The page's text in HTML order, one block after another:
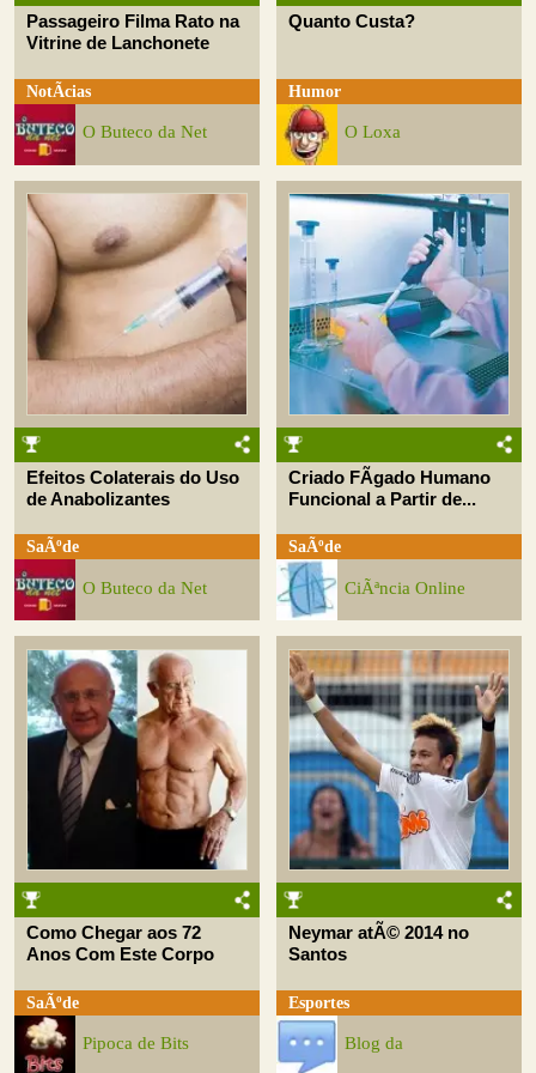
Passageiro Filma Rato na
Vitrine de Lanchonete
NotÃ­cias
O Buteco da Net
Quanto Custa?
Humor
O Loxa
Efeitos Colaterais do Uso
de Anabolizantes
SaÃºde
O Buteco da Net
Criado FÃ­gado Humano
Funcional a Partir de...
SaÃºde
CiÃªncia Online
Como Chegar aos 72
Anos Com Este Corpo
SaÃºde
Pipoca de Bits
Neymar atÃ© 2014 no
Santos
Esportes
Blog da